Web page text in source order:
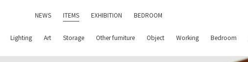
NEWS ITEMS EXHIBITION BEDROOM
Lighting Art Storage Other furniture Object Working Bedroom